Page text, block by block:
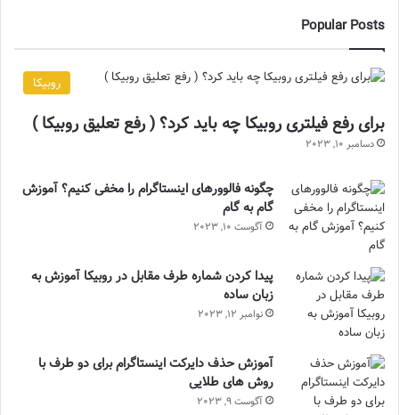
Popular Posts
روبیکا
برای رفع فیلتری روبیکا چه باید کرد؟ ( رفع تعلیق روبیکا )
دسامبر 10, 2023
چگونه فالوورهای اینستاگرام را مخفی کنیم؟ آموزش
گام به گام
آگوست 10, 2023
پیدا کردن شماره طرف مقابل در روبیکا آموزش به
زبان ساده
نوامبر 12, 2023
آموزش حذف دایرکت اینستاگرام برای دو طرف با
روش های طلایی
آگوست 9, 2023